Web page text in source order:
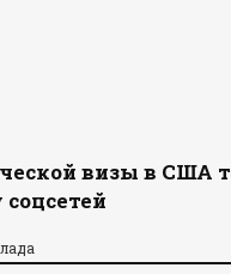
визы в США